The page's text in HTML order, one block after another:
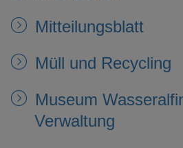
Mitteilungsblatt
Müll und Recycling
Museum
Verwaltung